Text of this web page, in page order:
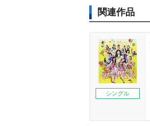
関連作品
シングル